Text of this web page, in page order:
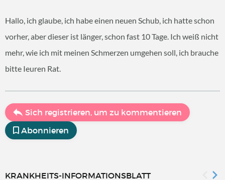
Hallo, ich glaube, ich habe einen neuen Schub, ich hatte schon
vorher, aber dieser ist länger, schon fast 10 Tage. Ich weiß nicht
mehr, wie ich mit meinen Schmerzen umgehen soll, ich brauche
bitte Ieuren Rat.
Sich registrieren, um zu kommentieren
Abonnieren
KRANKHEITS-INFORMATIONSBLATT